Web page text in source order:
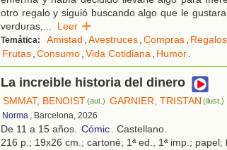
otro regalo y siguió buscando algo que le
verduras,... Leer
Temática: Amistad ,Avestruces,Compras, Regalos
Frutas,Consumo,Vida Cotidiana, Humor.
La increible historia del dinero
SMMAT, BENOIST(aut.) GARNIER, TRISTAN (ilust.)
Norma , Barcelona, 2026
De 11 a 15 años. Cómic. Castellano.
216 p.; 19x26 cm.; cartoné; 1ª ed., 1ª imp.; papel;